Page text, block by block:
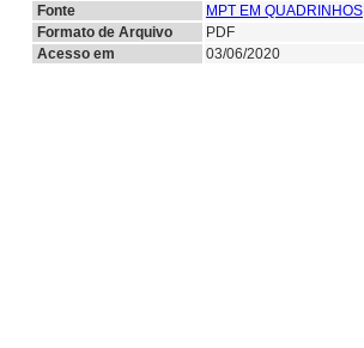
Fonte
MPT EM QUADRINHOS
Formato de Arquivo
PDF
Acesso em
03/06/2020